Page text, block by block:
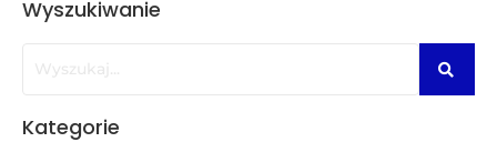
Wyszukiwanie
Kategorie